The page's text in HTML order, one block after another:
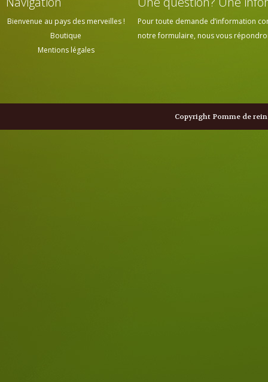
Bienvenue au pays des merveilles !
Boutique
Mentions légales
Pour toute demande d’information
notre formulaire, nous vous
Copyright Pomme de